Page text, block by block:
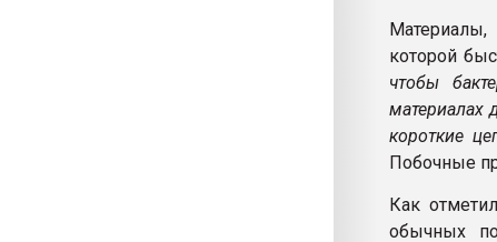
которой
чтобы
материалах
короткие
Побочные
Как
обычных